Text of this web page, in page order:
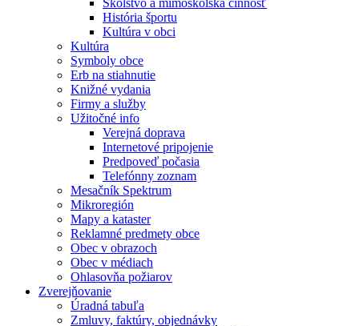
Školstvo a mimoškolská činnosť
História športu
Kultúra v obci
Kultúra
Symboly obce
Erb na stiahnutie
Knižné vydania
Firmy a služby
Užitočné info
Verejná doprava
Internetové pripojenie
Predpoveď počasia
Telefónny zoznam
Mesačník Spektrum
Mikroregión
Mapy a kataster
Reklamné predmety obce
Obec v obrazoch
Obec v médiach
Ohlasovňa požiarov
Zverejňovanie
Úradná tabuľa
Zmluvy, faktúry, objednávky